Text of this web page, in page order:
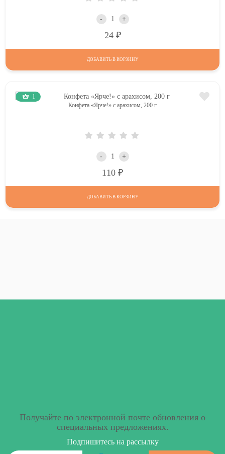
- +
24
ДОБАВИТЬ В КОРЗИНУ
1
Конфета «Ярче!» с арахисом, 200 г
- +
110
ДОБАВИТЬ В КОРЗИНУ
Получайте по электронной почте обновления о
специальных предложениях.
Подпишитесь на рассылку